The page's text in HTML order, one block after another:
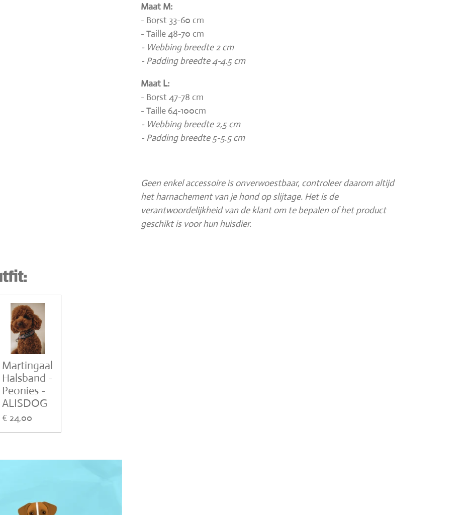
Maat M:
- Borst 33-60 cm
- Taille 48-70 cm
- Webbing breedte 2 cm
- Padding breedte 4-4.5 cm
Maat L:
- Borst 47-78 cm
- Taille 64-100cm
- Webbing breedte 2,5 cm
- Padding breedte 5-5.5 cm
Geen enkel accessoire is onverwoestbaar, controleer daarom altijd
het harnachement van je hond op slijtage. Het is de
verantwoordelijkheid van de klant om te bepalen of het product
geschikt is voor hun huisdier.
Martingaal
Halsband -
Peonies -
ALISDOG
€ 24,00